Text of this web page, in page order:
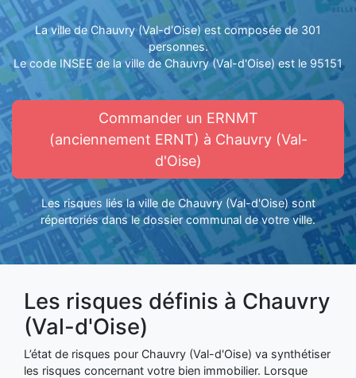
La ville de Chauvry (Val-d'Oise) est composée de 301
personnes.
Le code INSEE de la ville de Chauvry (Val-d'Oise) est le 95151
Commander un ERNMT
(anciennement ERNT) à Chauvry (Val-
d'Oise)
Les risques liés la ville de Chauvry (Val-d'Oise) sont
répertoriés dans le dossier communal de votre ville.
Les risques définis à Chauvry
(Val-d'Oise)
L’état de risques pour Chauvry (Val-d'Oise) va synthétiser
les risques concernant votre bien immobilier. Lorsque